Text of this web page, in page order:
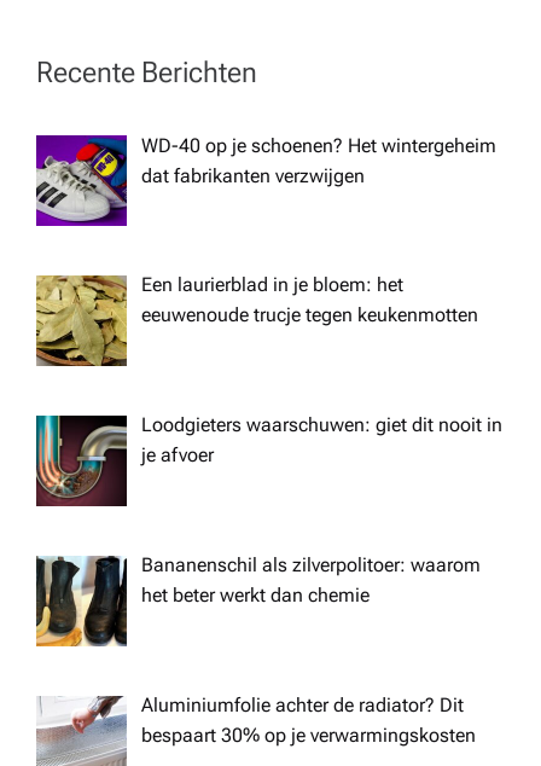
a
i
g
a
t
i
o
n
Recente Berichten
WD-40 op je schoenen? Het wintergeheim
dat fabrikanten verzwijgen
Een laurierblad in je bloem: het
eeuwenoude trucje tegen keukenmotten
Loodgieters waarschuwen: giet dit nooit in
je afvoer
Bananenschil als zilverpolitoer: waarom
het beter werkt dan chemie
Aluminiumfolie achter de radiator? Dit
bespaart 30% op je verwarmingskosten